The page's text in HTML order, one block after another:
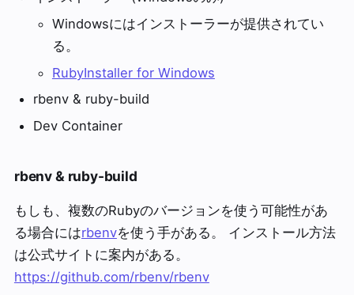
Windowsにはインストーラーが提供されてい
る。
RubyInstaller for Windows
rbenv & ruby-build
Dev Container
rbenv & ruby-build
もしも、複数のRubyのバージョンを使う可能性があ
る場合にはrbenvを使う手がある。 インストール方法
は公式サイトに案内がある。
https://github.com/rbenv/rbenv